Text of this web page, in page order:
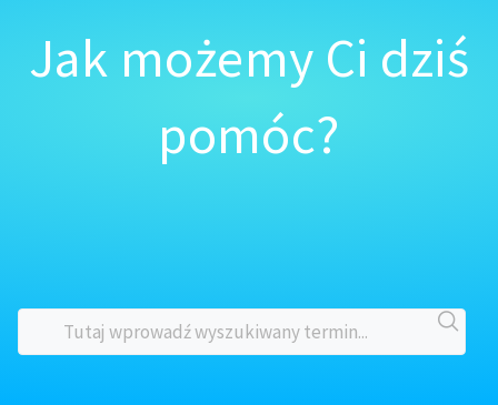
Jak możemy Ci dziś
pomóc?